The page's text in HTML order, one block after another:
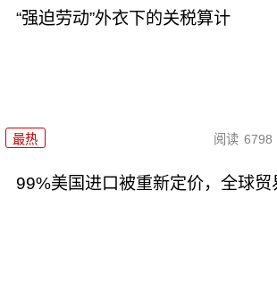
“强迫劳动”外衣下的关税算计
最热 阅读 6798
99%美国进口被重新定价，全球贸